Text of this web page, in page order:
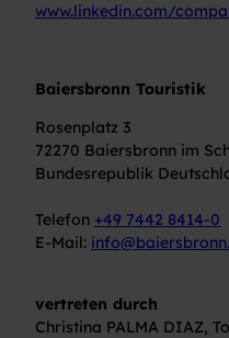
www.linkedin.com/
Baiersbronn Touristik
Rosenplatz 3
72270 Baiersbronn im
Bundesrepublik
Telefon +49 7442 8414-0
E-Mail:
vertreten durch
Christina PALMA DIAZ,